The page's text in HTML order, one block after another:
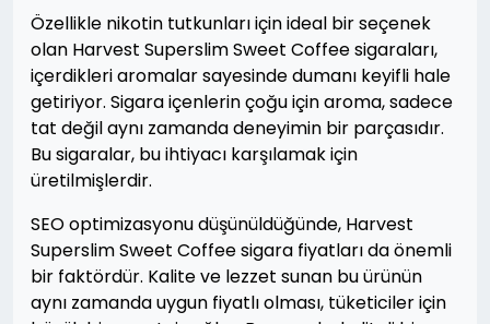
Özellikle nikotin tutkunları için ideal bir seçenek
olan Harvest Superslim Sweet Coffee sigaraları,
içerdikleri aromalar sayesinde dumanı keyifli hale
getiriyor. Sigara içenlerin çoğu için aroma, sadece
tat değil aynı zamanda deneyimin bir parçasıdır.
Bu sigaralar, bu ihtiyacı karşılamak için
üretilmişlerdir.
SEO optimizasyonu düşünüldüğünde, Harvest
Superslim Sweet Coffee sigara fiyatları da önemli
bir faktördür. Kalite ve lezzet sunan bu ürünün
aynı zamanda uygun fiyatlı olması, tüketiciler için